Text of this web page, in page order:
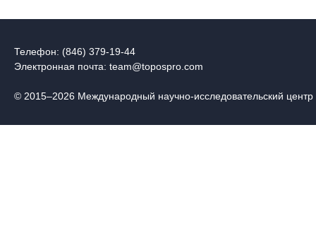
Телефон: (846) 379-19-44
Электронная почта: team@topospro.com
© 2015–2026 Международный научно-исследовательский